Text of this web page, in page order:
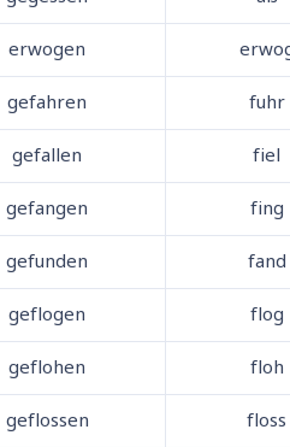
erwogen
fuhr
gefahren
fiel
gefallen
fing
gefangen
fand
gefunden
flog
geflogen
floh
geflohen
floss
geflossen